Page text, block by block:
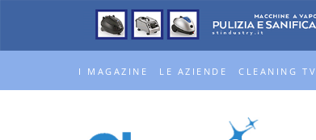
I MAGAZINE LE AZIENDE CLEANING TV